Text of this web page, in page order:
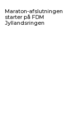
Maraton-afslutningen
starter på FDM
Jyllandsringen